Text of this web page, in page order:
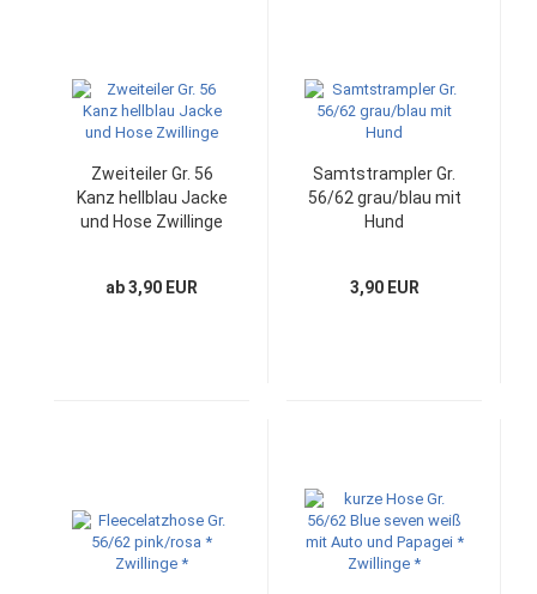
Zweiteiler Gr. 56
Kanz hellblau Jacke
und Hose Zwillinge
ab 3,90 EUR
Samtstrampler Gr.
56/62 grau/blau mit
Hund
3,90 EUR